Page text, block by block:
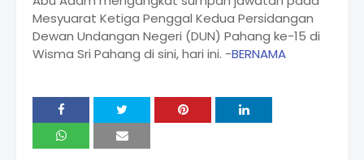
Mesyuarat Ketiga Penggal Kedua Persidangan
Dewan Undangan Negeri (DUN) Pahang ke-15 di
Wisma Sri Pahang di sini, hari ini. -BERNAMA